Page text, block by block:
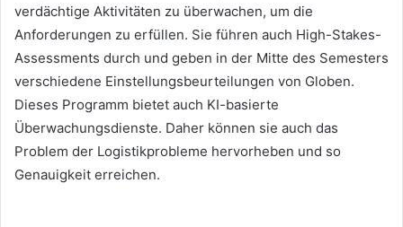
verdächtige Aktivitäten zu überwachen, um die
Anforderungen zu erfüllen. Sie führen auch High-Stakes-
Assessments durch und geben in der Mitte des Semesters
verschiedene Einstellungsbeurteilungen von Globen.
Dieses Programm bietet auch KI-basierte
Überwachungsdienste. Daher können sie auch das
Problem der Logistikprobleme hervorheben und so
Genauigkeit erreichen.